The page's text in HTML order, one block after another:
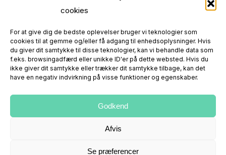
cookies
For at give dig de bedste oplevelser bruger vi teknologier som
cookies til at gemme og/eller få adgang til enhedsoplysninger. Hvis
du giver dit samtykke til disse teknologier, kan vi behandle data som
f.eks. browsingadfærd eller unikke ID'er på dette websted. Hvis du
ikke giver dit samtykke eller trækker dit samtykke tilbage, kan det
have en negativ indvirkning på visse funktioner og egenskaber.
Godkend
Afvis
Se præferencer
Se vores anmeldelser på Trustpilot
Information
Figurerne er reproduktioner og dermed nye varer. Der er
altid 14 dages returret.Kontakt oshvis du har spørgsmål
eller leder efter en helt særlig retro figur.